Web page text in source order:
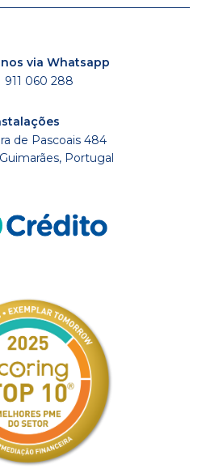
via Whatsapp
911 060 288
de Pascoais 484
Portugal